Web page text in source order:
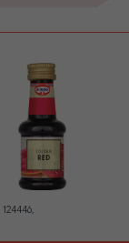
124446